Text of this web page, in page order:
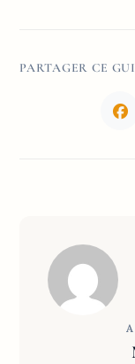
PARTAGER CE